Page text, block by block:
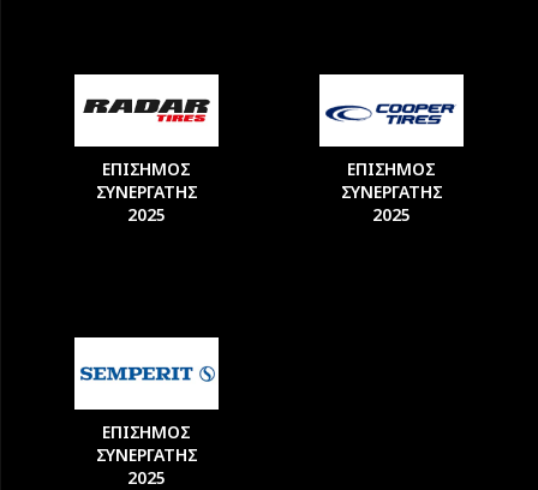
ΕΠΙΣΗΜΟΣ
ΣΥΝΕΡΓΑΤΗΣ
2025
ΕΠΙΣΗΜΟΣ
ΣΥΝΕΡΓΑΤΗΣ
2025
ΕΠΙΣΗΜΟΣ
ΣΥΝΕΡΓΑΤΗΣ
2025